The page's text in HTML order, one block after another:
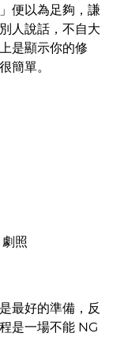
便以為足夠，謙
人說話，不自大
是顯示你的修
簡單。
照
最好的準備，反
是一場不能 NG